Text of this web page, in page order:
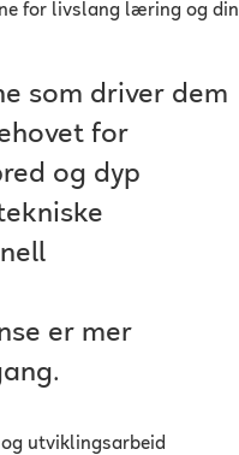
for livslang læring og din
som driver dem
for
og dyp
er mer
utviklingsarbeid